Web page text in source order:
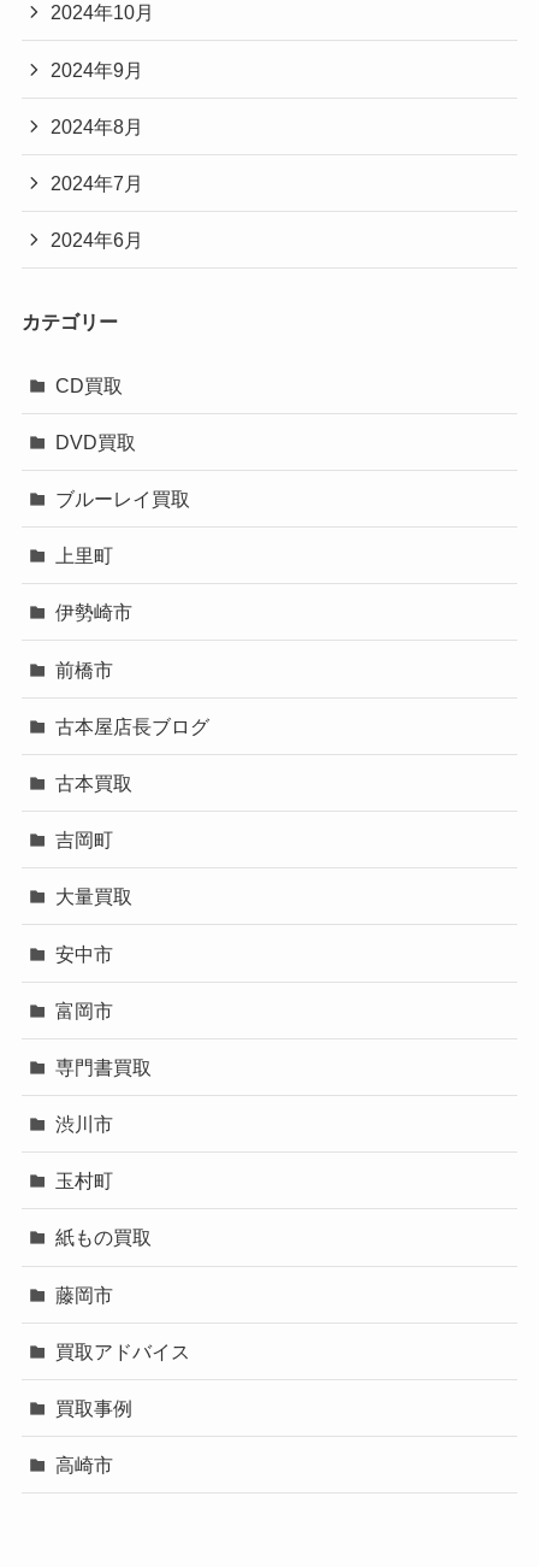
2024年10月
2024年9月
2024年8月
2024年7月
2024年6月
カテゴリー
CD買取
DVD買取
ブルーレイ買取
上里町
伊勢崎市
前橋市
古本屋店長ブログ
古本買取
吉岡町
大量買取
安中市
富岡市
専門書買取
渋川市
玉村町
紙もの買取
藤岡市
買取アドバイス
買取事例
高崎市